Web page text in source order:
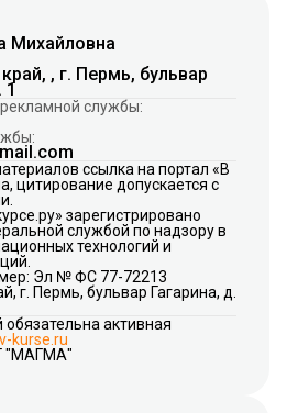
Михайловна
, г. Пермь, бульвар
1
службы:
ссылка на портал «В
цитирование допускается с
зарегистрировано
службой по надзору в
технологий и
Эл № ФС 77-72213
г. Пермь, бульвар Гагарина, д.
активная
v-kurse.ru
"МАГМА"